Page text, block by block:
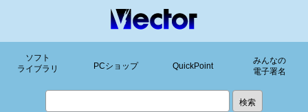
ソフト
ライブラリ
PCショップ QuickPoint
みんなの
電子署名